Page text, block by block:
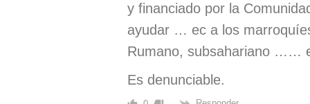
y financiado por la
ayudar … ec a los
Rumano, subsahariano ……
Es denunciable.